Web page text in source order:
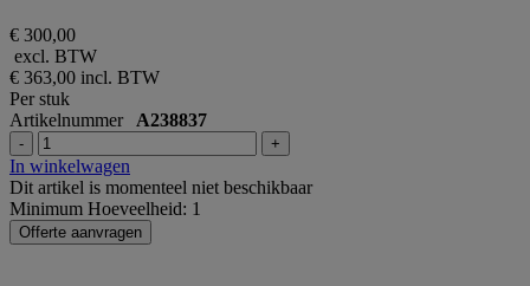
€ 300,00
excl. BTW
€ 363,00 incl. BTW
Per stuk
Artikelnummer A238837
- +
In winkelwagen
Dit artikel is momenteel niet beschikbaar
Minimum Hoeveelheid: 1
Offerte aanvragen